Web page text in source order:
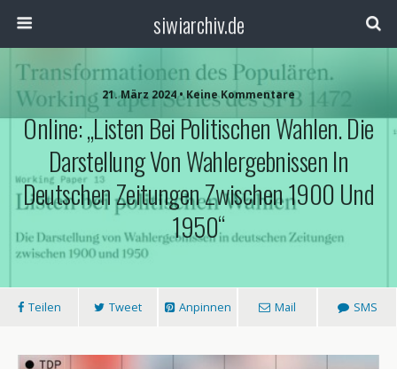
siwiarchiv.de
21. März 2024 • Keine Kommentare
Online: „Listen Bei Politischen Wahlen. Die
Darstellung Von Wahlergebnissen In
Deutschen Zeitungen Zwischen 1900 Und
1950“
Teilen Tweet Anpinnen Mail SMS